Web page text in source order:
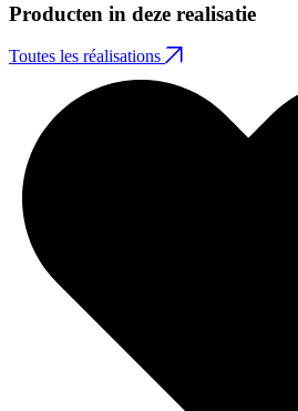
Producten in deze realisatie
Toutes les réalisations